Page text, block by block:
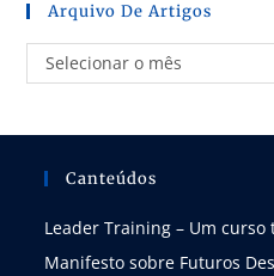
Arquivo De Artigos
Selecionar o mês
Canteúdos
Leader Training – Um
Manifesto sobre Futuros